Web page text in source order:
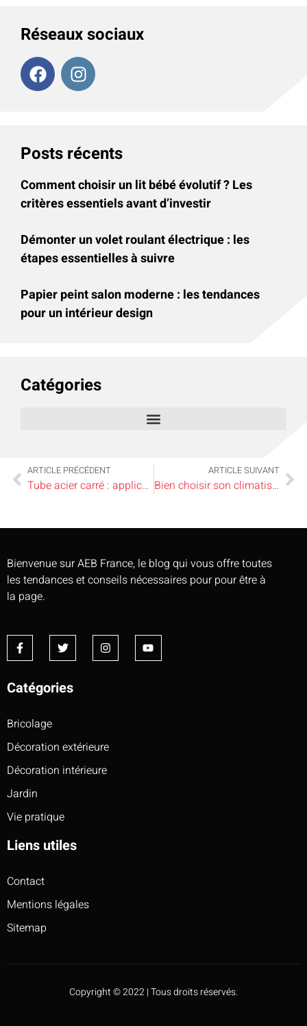
Réseaux sociaux
Posts récents
Comment choisir un lit bébé évolutif ? Les
critères essentiels avant d’investir
Démonter un volet roulant électrique : les
étapes essentielles à suivre
Papier peint salon moderne : les tendances
pour un intérieur design
Catégories
ARTICLE PRÉCÉDENT
Tube acier carré : applications industrielles et caractéristiques techniques
ARTICLE SUIVANT
Bien choisir son climatiseur
Bienvenue sur AEB France, le blog qui vous offre toutes
les tendances et conseils nécessaires pour pour être à
la page.
Catégories
Bricolage
Décoration extérieure
Décoration intérieure
Jardin
Vie pratique
Liens utiles
Contact
Mentions légales
Sitemap
Copyright © 2022 | Tous droits réservés.